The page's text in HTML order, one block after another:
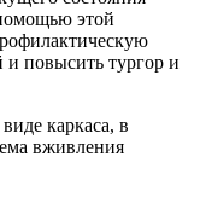
этой
повысить тургор и
каркаса, в
вживления